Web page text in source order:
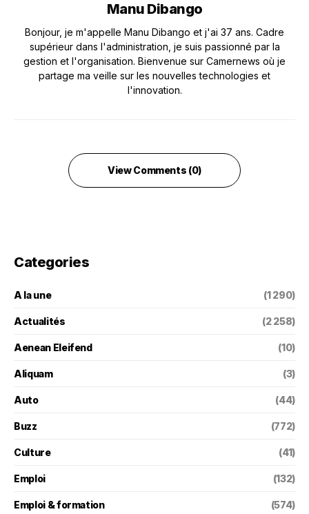
Manu Dibango
Bonjour, je m'appelle Manu Dibango et j'ai 37 ans. Cadre
supérieur dans l'administration, je suis passionné par la
gestion et l'organisation. Bienvenue sur Camernews où je
partage ma veille sur les nouvelles technologies et
l'innovation.
View Comments (0)
Categories
A la une (1 290)
Actualités (2 258)
Aenean Eleifend (10)
Aliquam (3)
Auto (44)
Buzz (772)
Culture (41)
Emploi (132)
Emploi & formation (574)